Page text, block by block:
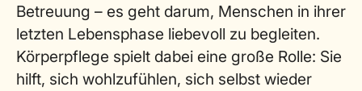
Betreuung – es geht darum, Menschen in ihrer
letzten Lebensphase liebevoll zu begleiten.
Körperpflege spielt dabei eine große Rolle: Sie
hilft, sich wohlzufühlen, sich selbst wieder